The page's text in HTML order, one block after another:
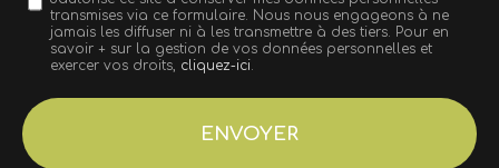
transmises via ce formulaire. Nous nous engageons à ne
jamais les diffuser ni à les transmettre à des tiers. Pour en
savoir + sur la gestion de vos données personnelles et
exercer vos droits, cliquez-ici
RGPD
*
ENVOYER